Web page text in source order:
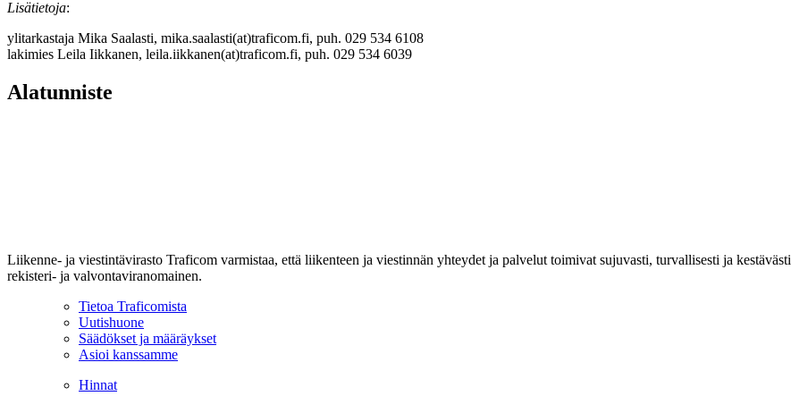
Lisätietoja:
ylitarkastaja Mika Saalasti, mika.saalasti(at)traficom.fi, puh. 029 534 6108
lakimies Leila Iikkanen, leila.iikkanen(at)traficom.fi, puh. 029 534 6039
Alatunniste
Liikenne- ja viestintävirasto Traficom varmistaa, että liikenteen ja viestinnän yhteydet ja palvelut toimivat sujuvasti, turvallisesti ja
rekisteri- ja valvontaviranomainen.
Tietoa Traficomista
Uutishuone
Säädökset ja määräykset
Asioi kanssamme
Hinnat